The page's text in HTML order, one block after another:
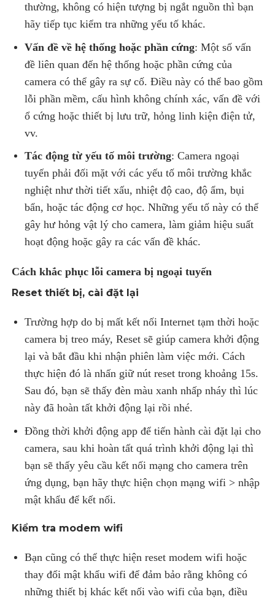
thường, không có hiện tượng bị ngắt nguồn thì bạn
hãy tiếp tục kiểm tra những yếu tố khác.
Vấn đề về hệ thống hoặc phần cứng: Một số vấn
đề liên quan đến hệ thống hoặc phần cứng của
camera có thể gây ra sự cố. Điều này có thể bao gồm
lỗi phần mềm, cấu hình không chính xác, vấn đề với
ổ cứng hoặc thiết bị lưu trữ, hỏng linh kiện điện tử,
vv.
Tác động từ yếu tố môi trường: Camera ngoại
tuyến phải đối mặt với các yếu tố môi trường khắc
nghiệt như thời tiết xấu, nhiệt độ cao, độ ẩm, bụi
bẩn, hoặc tác động cơ học. Những yếu tố này có thể
gây hư hỏng vật lý cho camera, làm giảm hiệu suất
hoạt động hoặc gây ra các vấn đề khác.
Cách khắc phục lỗi camera bị ngoại tuyến
Reset thiết bị, cài đặt lại
Trường hợp do bị mất kết nối Internet tạm thời hoặc
camera bị treo máy, Reset sẽ giúp camera khởi động
lại và bắt đầu khi nhận phiên làm việc mới. Cách
thực hiện đó là nhấn giữ nút reset trong khoảng 15s.
Sau đó, bạn sẽ thấy đèn màu xanh nhấp nháy thì lúc
này đã hoàn tất khởi động lại rồi nhé.
Đồng thời khởi động app để tiến hành cài đặt lại cho
camera, sau khi hoàn tất quá trình khởi động lại thì
bạn sẽ thấy yêu cầu kết nối mạng cho camera trên
ứng dụng, bạn hãy thực hiện chọn mạng wifi > nhập
mật khẩu để kết nối.
Kiểm tra modem wifi
Bạn cũng có thể thực hiện reset modem wifi hoặc
thay đổi mật khẩu wifi để đảm bảo rằng không có
những thiết bị khác kết nối vào wifi của bạn, điều